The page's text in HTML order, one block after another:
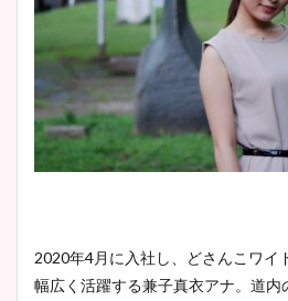
2020年4月に入社し、どさんこワイ
幅広く活躍する兼子真衣アナ。道